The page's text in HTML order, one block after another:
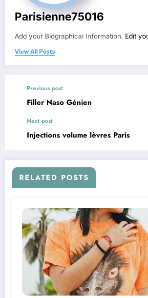
Parisienne75016
Add your Biographical Information. Edit
View All Posts
Previous post
Filler Naso Génien
Next post
Injections volume lèvres Paris
RELATED POSTS